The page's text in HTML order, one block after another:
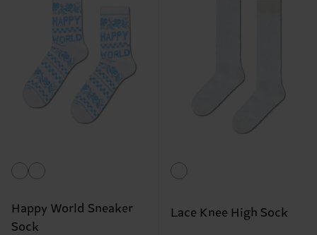
Happy World Sneaker
Sock
Lace Knee High Sock